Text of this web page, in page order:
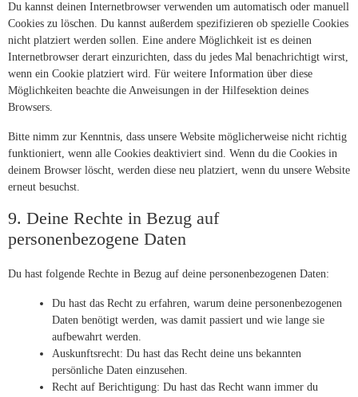
Du kannst deinen Internetbrowser verwenden um automatisch oder manuell
Cookies zu löschen. Du kannst außerdem spezifizieren ob spezielle Cookies
nicht platziert werden sollen. Eine andere Möglichkeit ist es deinen
Internetbrowser derart einzurichten, dass du jedes Mal benachrichtigt wirst,
wenn ein Cookie platziert wird. Für weitere Information über diese
Möglichkeiten beachte die Anweisungen in der Hilfesektion deines
Browsers.
Bitte nimm zur Kenntnis, dass unsere Website möglicherweise nicht richtig
funktioniert, wenn alle Cookies deaktiviert sind. Wenn du die Cookies in
deinem Browser löscht, werden diese neu platziert, wenn du unsere Website
erneut besuchst.
9. Deine Rechte in Bezug auf
personenbezogene Daten
Du hast folgende Rechte in Bezug auf deine personenbezogenen Daten:
Du hast das Recht zu erfahren, warum deine personenbezogenen
Daten benötigt werden, was damit passiert und wie lange sie
aufbewahrt werden.
Auskunftsrecht: Du hast das Recht deine uns bekannten
persönliche Daten einzusehen.
Recht auf Berichtigung: Du hast das Recht wann immer du